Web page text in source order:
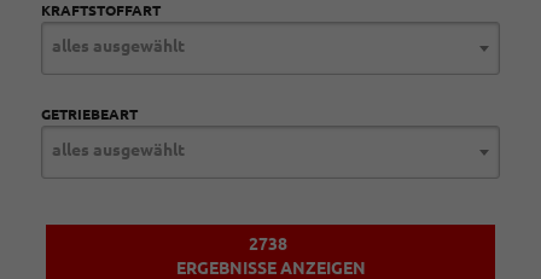
KRAFTSTOFFART
alles ausgewählt
GETRIEBEART
alles ausgewählt
2738
ERGEBNISSE ANZEIGEN